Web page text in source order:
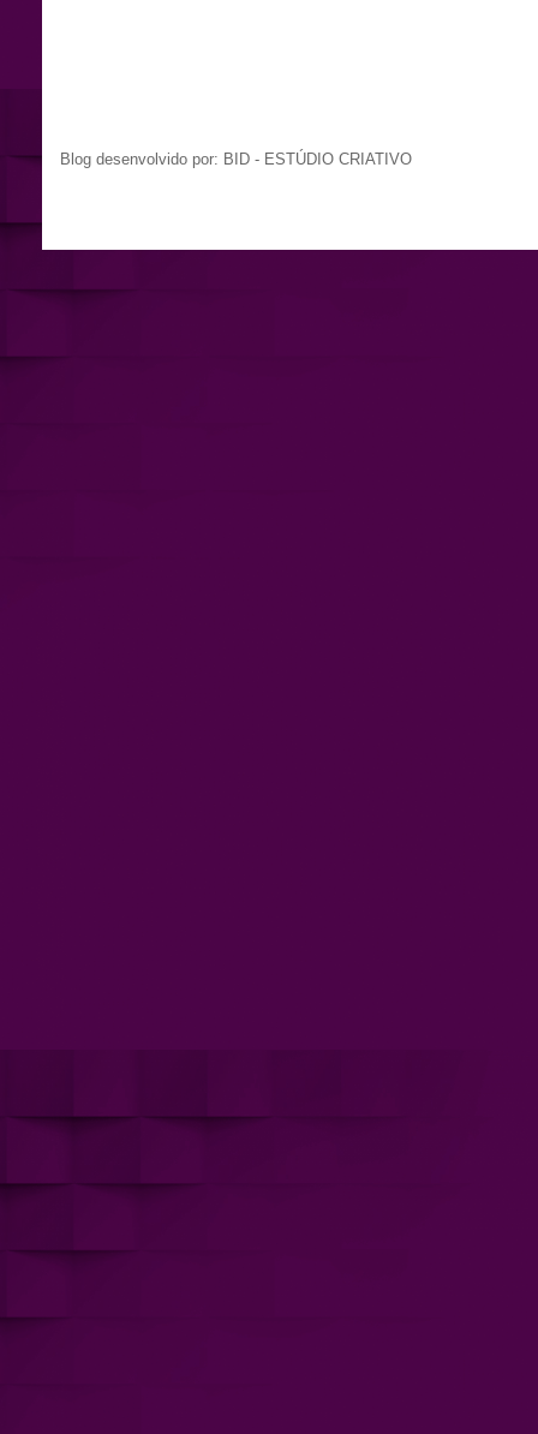
Blog desenvolvido por: BID - ESTÚDIO CRIATIVO